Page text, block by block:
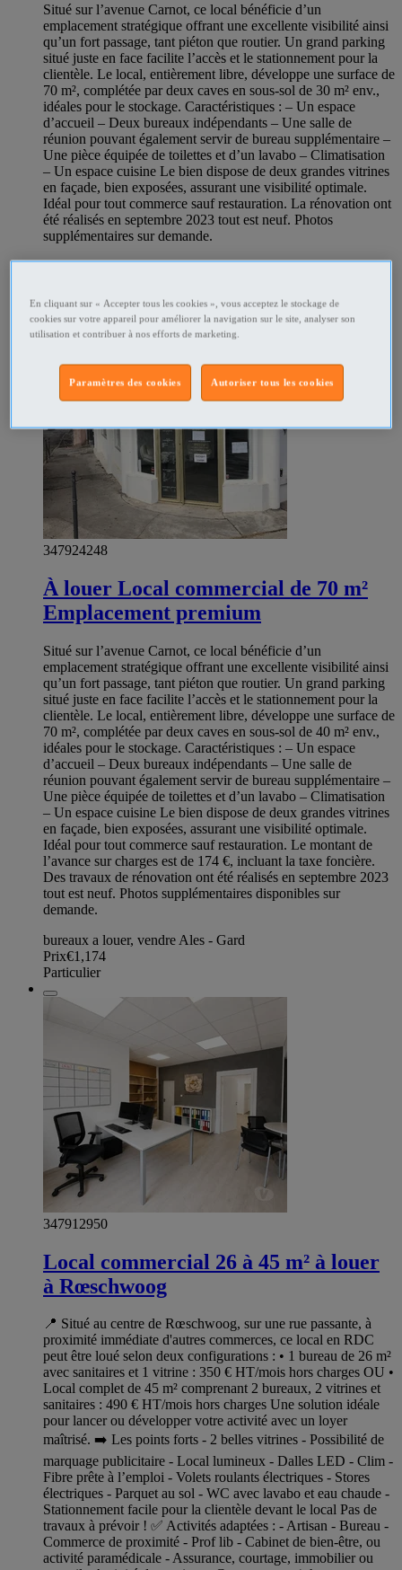
Situé sur l’avenue Carnot, ce local bénéficie d’un
emplacement stratégique offrant une excellente visibilité ainsi
qu’un fort passage, tant piéton que routier. Un grand parking
situé juste en face facilite l’accès et le stationnement pour la
clientèle. Le local, entièrement libre, développe une surface de
70 m², complétée par deux caves en sous-sol de 30 m² env.,
idéales pour le stockage. Caractéristiques : – Un espace
d’accueil – Deux bureaux indépendants – Une salle de
réunion pouvant également servir de bureau supplémentaire –
Une pièce équipée de toilettes et d’un lavabo – Climatisation
– Un espace cuisine Le bien dispose de deux grandes vitrines
en façade, bien exposées, assurant une visibilité optimale.
Idéal pour tout commerce sauf restauration. La rénovation ont
été réalisés en septembre 2023 tout est neuf. Photos
supplémentaires sur demande.
vente, location de bureau Ales - Gard
Particulier
347924248
À louer Local commercial de 70 m²
Emplacement premium
Situé sur l’avenue Carnot, ce local bénéficie d’un
emplacement stratégique offrant une excellente visibilité ainsi
qu’un fort passage, tant piéton que routier. Un grand parking
situé juste en face facilite l’accès et le stationnement pour la
clientèle. Le local, entièrement libre, développe une surface de
70 m², complétée par deux caves en sous-sol de 40 m² env.,
idéales pour le stockage. Caractéristiques : – Un espace
d’accueil – Deux bureaux indépendants – Une salle de
réunion pouvant également servir de bureau supplémentaire –
Une pièce équipée de toilettes et d’un lavabo – Climatisation
– Un espace cuisine Le bien dispose de deux grandes vitrines
en façade, bien exposées, assurant une visibilité optimale.
Idéal pour tout commerce sauf restauration. Le montant de
l’avance sur charges est de 174 €, incluant la taxe foncière.
Des travaux de rénovation ont été réalisés en septembre 2023
tout est neuf. Photos supplémentaires disponibles sur
demande.
bureaux a louer, vendre Ales - Gard
Prix€1,174
Particulier
347912950
Local commercial 26 à 45 m² à louer
à Rœschwoog
📍 Situé au centre de Rœschwoog, sur une rue passante, à
proximité immédiate d'autres commerces, ce local en RDC
peut être loué selon deux configurations : • 1 bureau de 26 m²
avec sanitaires et 1 vitrine : 350 € HT/mois hors charges OU •
Local complet de 45 m² comprenant 2 bureaux, 2 vitrines et
sanitaires : 490 € HT/mois hors charges Une solution idéale
pour lancer ou développer votre activité avec un loyer
maîtrisé. ➡️ Les points forts - 2 belles vitrines - Possibilité de
marquage publicitaire - Local lumineux - Dalles LED - Clim -
Fibre prête à l’emploi - Volets roulants électriques - Stores
électriques - Parquet au sol - WC avec lavabo et eau chaude -
Stationnement facile pour la clientèle devant le local Pas de
travaux à prévoir ! ✅ Activités adaptées : - Artisan - Bureau -
Commerce de proximité - Prof lib - Cabinet de bien-être, ou
activité paramédicale - Assurance, courtage, immobilier ou
En cliquant sur « Accepter tous les cookies », vous acceptez le stockage de
cookies sur votre appareil pour améliorer la navigation sur le site, analyser son
utilisation et contribuer à nos efforts de marketing.
Autoriser tous les cookies
Paramètres des cookies